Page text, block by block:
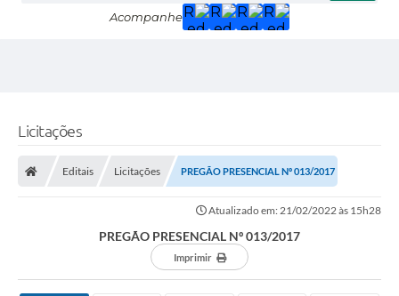
Acompanhe
Licitações
Editais Licitações PREGÃO PRESENCIAL Nº 013/2017
Atualizado em: 21/02/2022 às 15h28
PREGÃO PRESENCIAL Nº 013/2017
Imprimir